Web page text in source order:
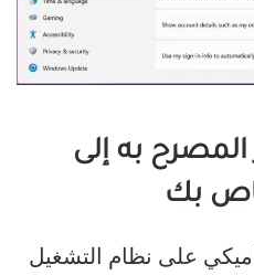
به إلى
بك
على نظام التشغيل